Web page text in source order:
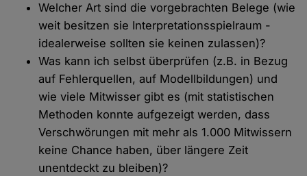
Welcher Art sind die vorgebrachten Belege (wie
weit besitzen sie Interpretationsspielraum -
idealerweise sollten sie keinen zulassen)?
Was kann ich selbst überprüfen (z.B. in Bezug
auf Fehlerquellen, auf Modellbildungen) und
wie viele Mitwisser gibt es (mit statistischen
Methoden konnte aufgezeigt werden, dass
Verschwörungen mit mehr als 1.000 Mitwissern
keine Chance haben, über längere Zeit
unentdeckt zu bleiben)?